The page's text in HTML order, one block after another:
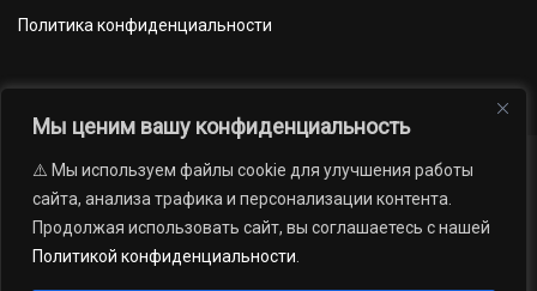
Мы ценим вашу конфиденциальность
⚠️ Мы используем файлы cookie для улучшения работы
сайта, анализа трафика и персонализации контента.
Продолжая использовать сайт, вы соглашаетесь с нашей
Политикой конфиденциальности
Политика конфиденциальности
Новости Наши проекты
Официально
АРХИВ
16+
газеты «Миасский рабочий»; Областное государственное учреждение